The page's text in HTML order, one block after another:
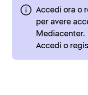
Accedi ora o
per avere
Mediacenter.
Accedi o